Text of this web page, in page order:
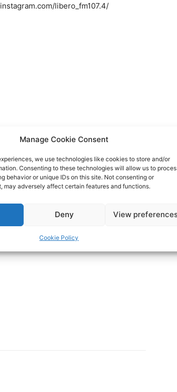
Manage Cookie Consent
we use technologies like cookies to store and/or
Consenting to these technologies will allow us to
behavior or unique IDs on this site. Not consenting or
may adversely affect certain features and functions.
Deny View
Cookie Policy
libero_fm107.4/